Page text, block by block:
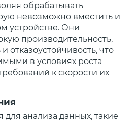
обрабатывать
невозможно вместить и
устройстве. Они
производительность,
отказоустойчивость, что
в условиях роста
к скорости их
анализа данных, такие